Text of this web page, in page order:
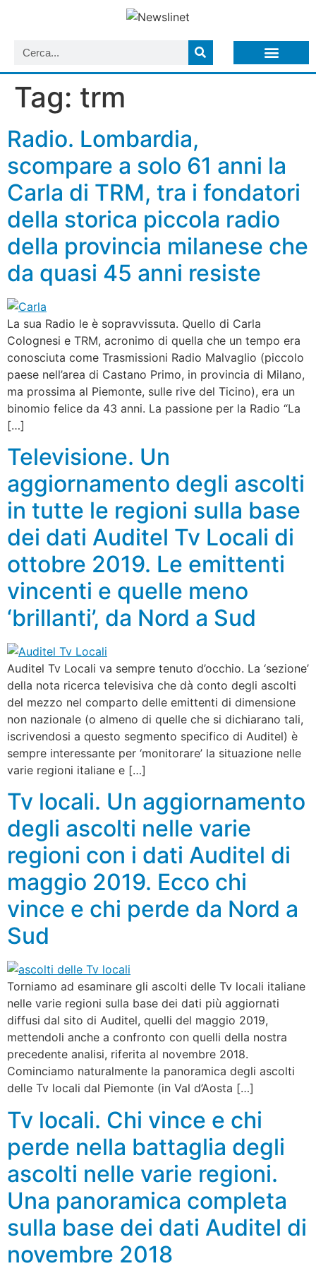
Tag: trm
Radio. Lombardia,
scompare a solo 61 anni la
Carla di TRM, tra i fondatori
della storica piccola radio
della provincia milanese che
da quasi 45 anni resiste
La sua Radio le è sopravvissuta. Quello di Carla
Colognesi e TRM, acronimo di quella che un tempo era
conosciuta come Trasmissioni Radio Malvaglio (piccolo
paese nell’area di Castano Primo, in provincia di Milano,
ma prossima al Piemonte, sulle rive del Ticino), era un
binomio felice da 43 anni. La passione per la Radio “La
[…]
Televisione. Un
aggiornamento degli ascolti
in tutte le regioni sulla base
dei dati Auditel Tv Locali di
ottobre 2019. Le emittenti
vincenti e quelle meno
‘brillanti’, da Nord a Sud
Auditel Tv Locali va sempre tenuto d’occhio. La ‘sezione’
della nota ricerca televisiva che dà conto degli ascolti
del mezzo nel comparto delle emittenti di dimensione
non nazionale (o almeno di quelle che si dichiarano tali,
iscrivendosi a questo segmento specifico di Auditel) è
sempre interessante per ‘monitorare’ la situazione nelle
varie regioni italiane e […]
Tv locali. Un aggiornamento
degli ascolti nelle varie
regioni con i dati Auditel di
maggio 2019. Ecco chi
vince e chi perde da Nord a
Sud
Torniamo ad esaminare gli ascolti delle Tv locali italiane
nelle varie regioni sulla base dei dati più aggiornati
diffusi dal sito di Auditel, quelli del maggio 2019,
mettendoli anche a confronto con quelli della nostra
precedente analisi, riferita al novembre 2018.
Cominciamo naturalmente la panoramica degli ascolti
delle Tv locali dal Piemonte (in Val d’Aosta […]
Tv locali. Chi vince e chi
perde nella battaglia degli
ascolti nelle varie regioni.
Una panoramica completa
sulla base dei dati Auditel di
novembre 2018